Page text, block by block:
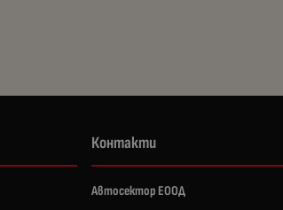
Контакти
Автосектор ЕООД